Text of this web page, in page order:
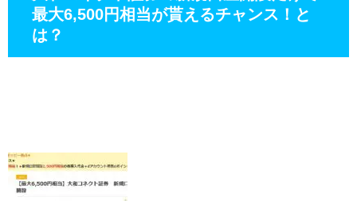
最大6,500円相当が貰えるチャンス！と
は？